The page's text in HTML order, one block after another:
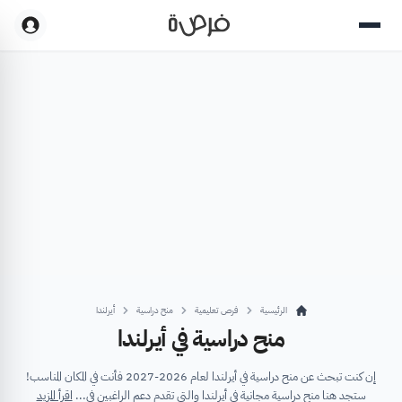
الرئيسية فرص تعليمية منح دراسية أيرلندا
منح دراسية في أيرلندا
إن كنت تبحث عن منح دراسية في أيرلندا لعام 2026-2027 فأنت في المكان المناسب!
ستجد هنا منح دراسية مجانية في أيرلندا والتي تقدم دعم الراغبين في... اقرأ المزيد